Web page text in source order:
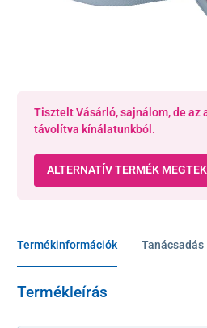
Tisztelt Vásárló, sajnálom, de az
távolítva kínálatunkból.
ALTERNATÍV TERMÉK
Termékinformációk Tanácsadás
Termékleírás